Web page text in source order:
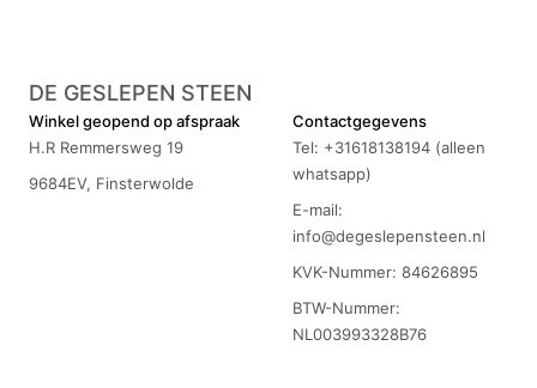
DE GESLEPEN STEEN
Winkel geopend op afspraak
H.R Remmersweg 19
9684EV, Finsterwolde
Contactgegevens
Tel: +31618138194 (alleen
whatsapp)
E-mail:
info@degeslepensteen.nl
KVK-Nummer: 84626895
BTW-Nummer:
NL003993328B76